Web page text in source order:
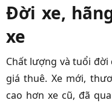
Đời xe,
xe
Chất lượng và tuổi
giá thuê. Xe mới,
cao hơn xe cũ, đã